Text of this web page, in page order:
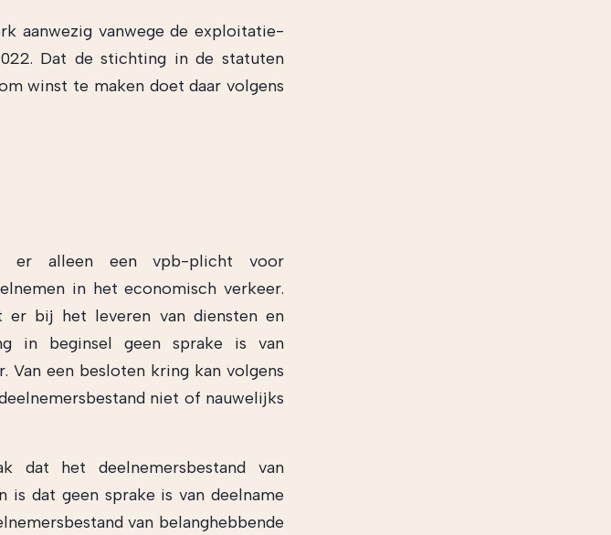
aanwezig vanwege de exploitatie-
Dat de stichting in de statuten
winst te maken doet daar volgens
er alleen een vpb-plicht voor
in het economisch verkeer.
er bij het leveren van diensten en
in beginsel geen sprake is van
Van een besloten kring kan volgens
niet of nauwelijks
dat het deelnemersbestand van
is dat geen sprake is van deelname
van belanghebbende